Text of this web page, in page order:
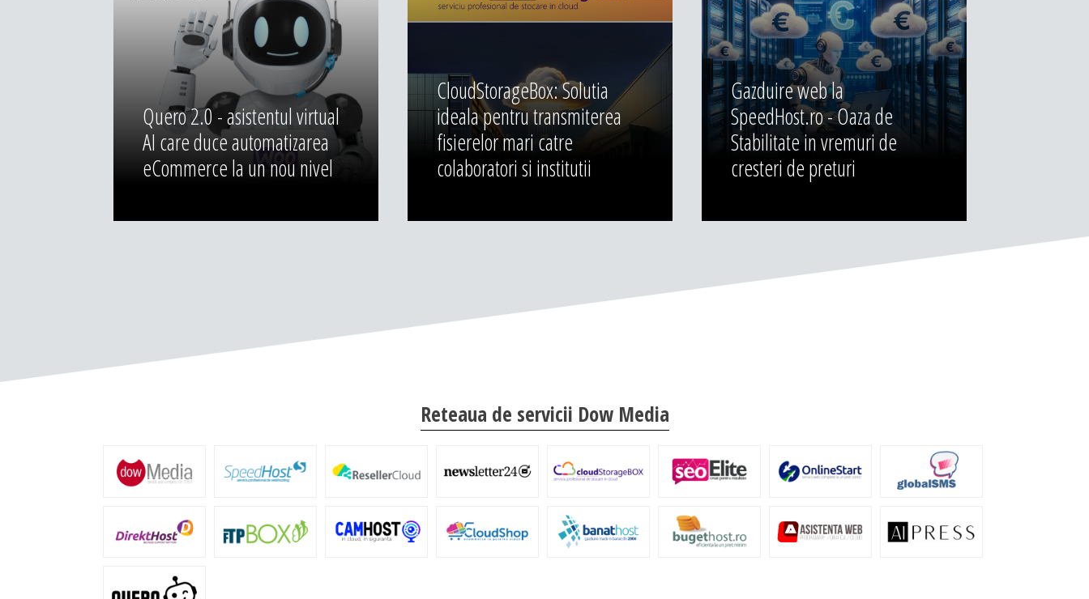
Quero 2.0 - asistentul virtual
AI care duce automatizarea
eCommerce la un nou nivel
CloudStorageBox: Solutia
ideala pentru transmiterea
fisierelor mari catre
colaboratori si institutii
Gazduire web la
SpeedHost.ro - Oaza de
Stabilitate in vremuri de
cresteri de preturi
Reteaua de servicii Dow Media